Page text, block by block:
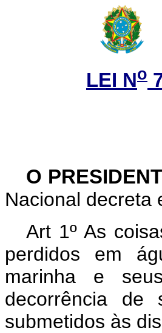
LEI No
O
Nacional decreta
Art 1º As
perdidos em
marinha e
decorrência de
submetidos às